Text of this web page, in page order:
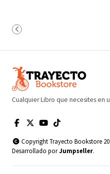
Cualquier Libro que necesites en
Copyright Trayecto Bookstore
Desarrollado porJumpseller.